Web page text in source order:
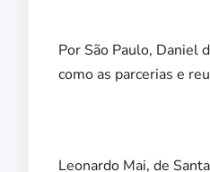
Por São Paulo, Daniel
como as parcerias e
Leonardo Mai, de